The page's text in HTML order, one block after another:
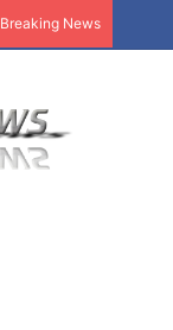
Breaking News